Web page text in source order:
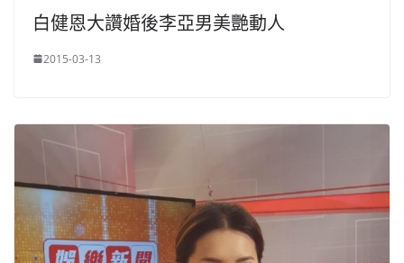
白健恩大讚婚後李亞男美艷動人
2015-03-13